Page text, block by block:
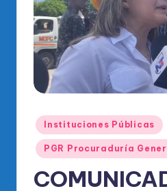
di
O
ci
al
Publicado
en
Instituciones Públicas
PGR Procuraduría